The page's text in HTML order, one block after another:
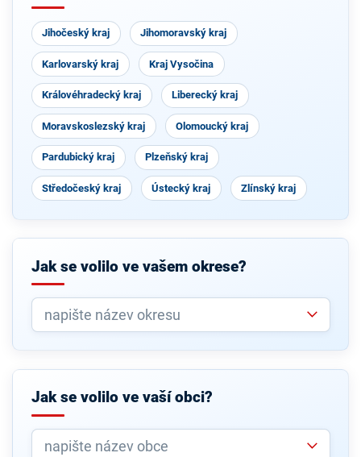
Jihočeský kraj Jihomoravský kraj
Karlovarský kraj Kraj Vysočina
Královéhradecký kraj Liberecký kraj
Moravskoslezský kraj Olomoucký kraj
Pardubický kraj Plzeňský kraj
Středočeský kraj Ústecký kraj Zlínský kraj
Jak se volilo ve vašem okrese?
Jak se volilo ve vaší obci?